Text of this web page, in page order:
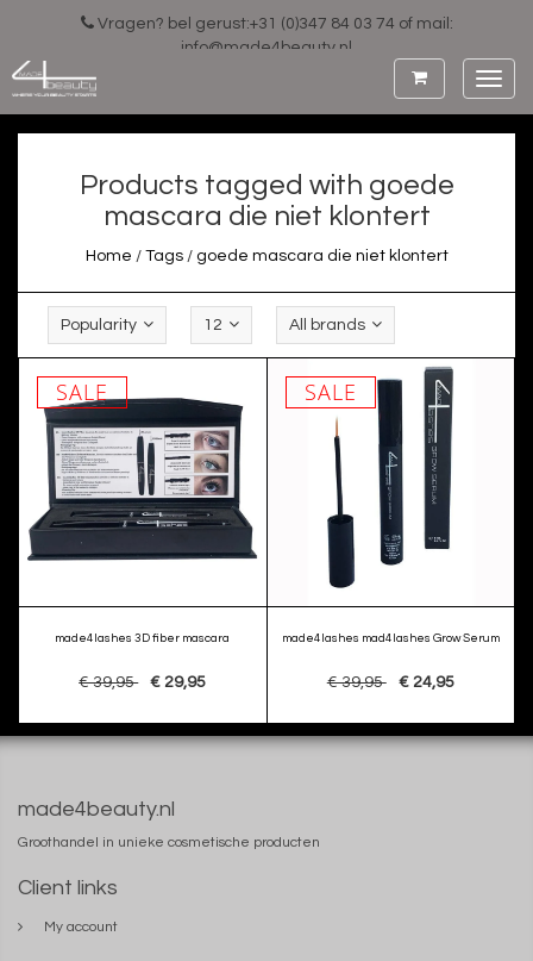
Vragen? bel gerust:+31 (0)347 84 03 74 of mail:
info@made4beauty.nl
Products tagged with goede
mascara die niet klontert
Home / Tags/ goede mascara die niet klontert
Popularity 12 All brands
SALE
made4lashes 3D fiber mascara
€ 39,95 € 29,95
SALE
made4lashes mad4lashes Grow Serum
€ 39,95 € 24,95
made4beauty.nl
Groothandel in unieke cosmetische producten
Client links
My account